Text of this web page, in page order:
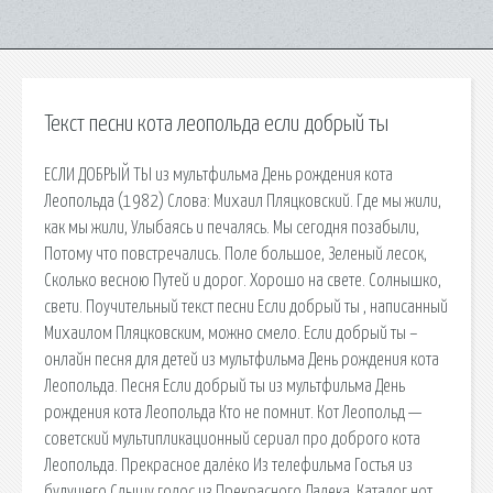
Текст песни кота леопольда если добрый ты
ЕСЛИ ДОБРЫЙ ТЫ из мультфильма День рождения кота
Леопольда (1982) Слова: Михаил Пляцковский. Где мы жили,
как мы жили, Улыбаясь и печалясь. Мы сегодня позабыли,
Потому что повстречались. Поле большое, Зеленый лесок,
Сколько весною Путей и дорог. Хорошо на свете. Солнышко,
свети. Поучительный текст песни Если добрый ты , написанный
Михаилом Пляцковским, можно смело. Если добрый ты –
онлайн песня для детей из мультфильма День рождения кота
Леопольда. Песня Если добрый ты из мультфильма День
рождения кота Леопольда Кто не помнит. Кот Леопольд —
советский мультипликационный сериал про доброго кота
Леопольда. Прекрасное далёко Из телефильма Гостья из